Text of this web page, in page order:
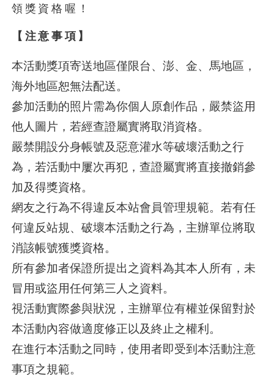
領獎資格喔！
【 注意事項】
本活動獎項寄送地區僅限台、澎、金、馬地區，
海外地區恕無法配送。
參加活動的照片需為你個人原創作品，嚴禁盜用
他人圖片，若經查證屬實將取消資格。
嚴禁開設分身帳號及惡意灌水等破壞活動之行
為，若活動中屢次再犯，查證屬實將直接撤銷參
加及得獎資格。
網友之行為不得違反本站會員管理規範。若有任
何違反站規、破壞本活動之行為，主辦單位將取
消該帳號獲獎資格。
所有參加者保證所提出之資料為其本人所有，未
冒用或盜用任何第三人之資料。
視活動實際參與狀況，主辦單位有權並保留對於
本活動內容做適度修正以及終止之權利。
在進行本活動之同時，使用者即受到本活動注意
事項之規範。